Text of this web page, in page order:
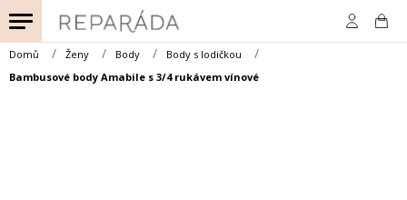
na
obsah
Domů Ženy Body
Body s lodičkou
Bambusové body Amabile s 3/4 rukávem vínové